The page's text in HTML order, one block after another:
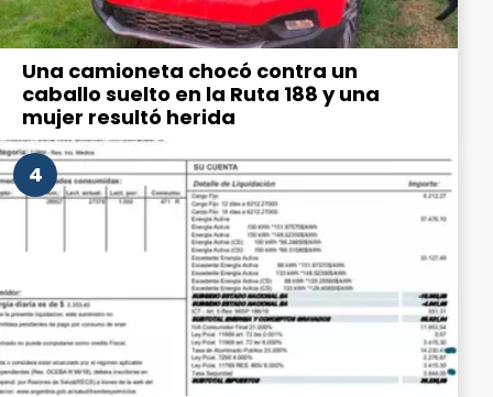
Una camioneta chocó contra un
caballo suelto en la Ruta 188 y una
mujer resultó herida
4